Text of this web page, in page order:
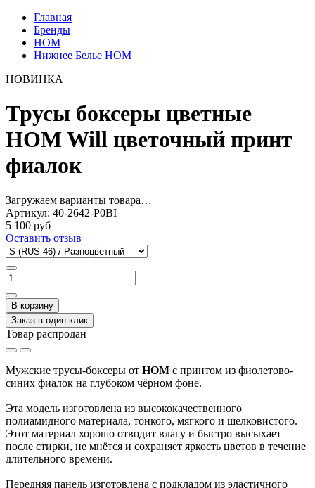
Главная
Бренды
HOM
Нижнее Белье HOM
НОВИНКА
Трусы боксеры цветные
HOM Will цветочный принт
фиалок
Загружаем варианты товара…
Артикул: 40-2642-P0BI
5 100 руб
Оставить отзыв
В корзину
Заказ в один клик
Товар распродан
Мужские трусы-боксеры от HOM с принтом из фиолетово-
синих фиалок на глубоком чёрном фоне.
Эта модель изготовлена из высококачественного
полиамидного материала, тонкого, мягкого и шелковистого.
Этот материал хорошо отводит влагу и быстро высыхает
после стирки, не мнётся и сохраняет яркость цветов в течение
длительного времени.
Передняя панель изготовлена с подкладом из эластичного